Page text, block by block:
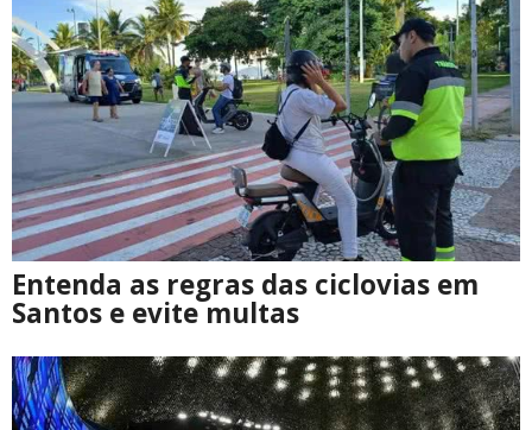
Entenda as regras das ciclovias em
Santos e evite multas